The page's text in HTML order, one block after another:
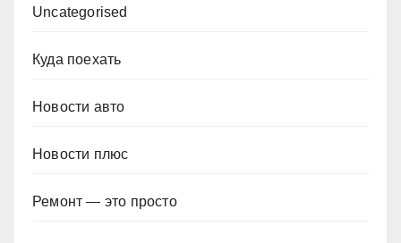
Uncategorised
Куда поехать
Новости авто
Новости плюс
Ремонт — это просто